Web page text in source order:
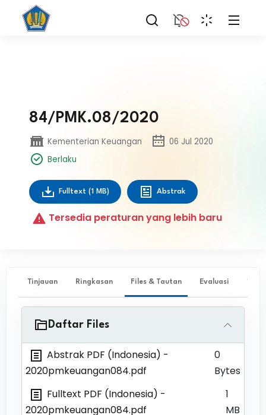
84/PMK.08/2020
Kementerian Keuangan
06 Jul 2020
Berlaku
Fulltext (1 MB) Abstrak
Tersedia peraturan yang lebih baru
Tinjauan Ringkasan Files & Tautan Evaluasi ✨
Daftar Files
Abstrak PDF (Indonesia) -
2020pmkeuangan084.pdf
0
Bytes
Fulltext PDF (Indonesia) -
2020pmkeuangan084.pdf
1
MB